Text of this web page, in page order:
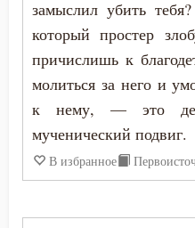
Ссора
Страдание
Страх
Страх Божий
Страх смерти
замыслил убить
который простер
причислишь к
молиться за него и
к нему, — это
мученический подвиг.
В избранное